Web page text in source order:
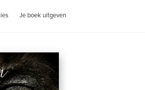
Je boek uitgeven